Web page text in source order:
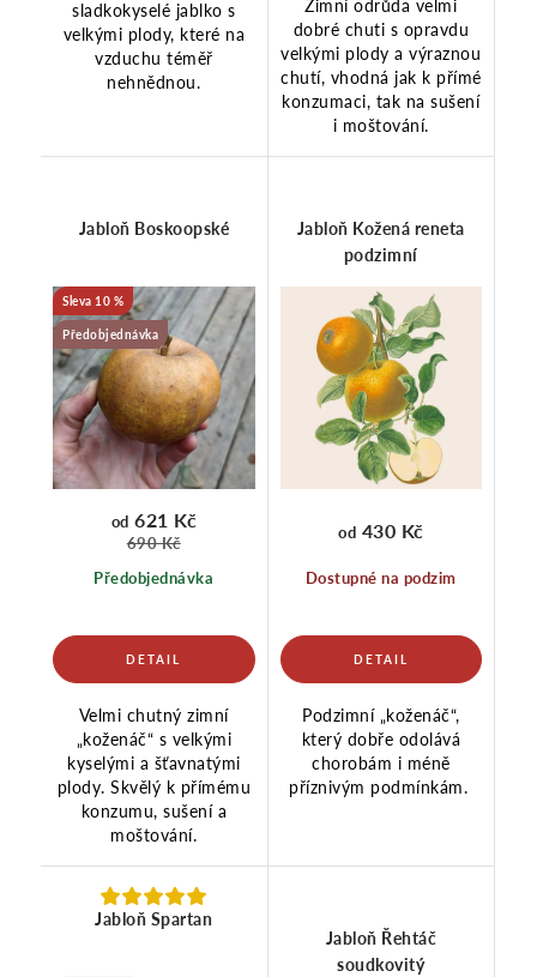
sladkokyselé jablko s
velkými plody, které na
vzduchu téměř
nehnědnou.
Zimní odrůda velmi
dobré chuti s opravdu
velkými plody a výraznou
chutí, vhodná jak k přímé
konzumaci, tak na sušení
i moštování.
Jabloň Boskoopské
10 %
Předobjednávka
Předobjednávka
od 621 Kč
690 Kč
Velmi chutný zimní
„koženáč“ s velkými
kyselými a šťavnatými
plody. Skvělý k přímému
konzumu, sušení a
moštování.
Jabloň Kožená reneta
podzimní
Dostupné na podzim
od 430 Kč
Podzimní „koženáč“,
který dobře odolává
chorobám i méně
příznivým podmínkám.
Jabloň Spartan
Jabloň Řehtáč
soudkovitý